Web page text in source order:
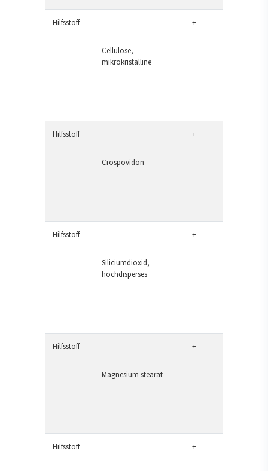
Hilfsstoff
Cellulose,
mikrokristalline
+
Hilfsstoff
Crospovidon
+
Hilfsstoff
Siliciumdioxid,
hochdisperses
+
Hilfsstoff
Magnesium stearat
+
Hilfsstoff +